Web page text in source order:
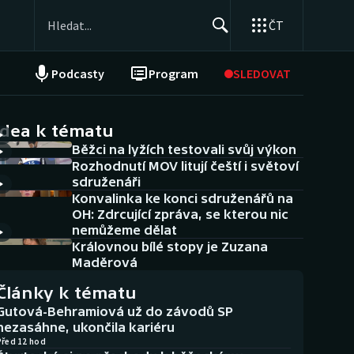
ČT
Podcasty Program SLEDOVAT
NEPŘEHLÉDNĚTE
Historické návraty
Aplikace ČT sport
AZ kvíz
k tématu
Běžci na lyžích testovali svůj výkon
Rozhodnutí MOV litují čeští i světoví
sdruženáři
Konvalinka ke konci sdruženářů na
OH: Zdrcující zpráva, se kterou nic
nemůžeme dělat
Královnou bílé stopy je Zuzana
Maděrová
k tématu
Behramiová už do závodů SP
ukončila kariéru
12 hod